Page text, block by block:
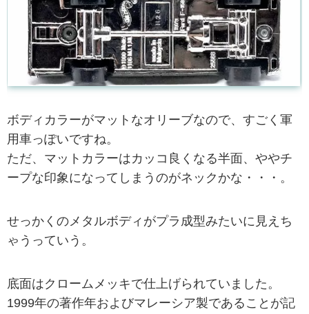
ボディカラーがマットなオリーブなので、すごく軍
用車っぽいですね。
ただ、マットカラーはカッコ良くなる半面、ややチ
ープな印象になってしまうのがネックかな・・・。
せっかくのメタルボディがプラ成型みたいに見えち
ゃうっていう。
底面はクロームメッキで仕上げられていました。
1999年の著作年およびマレーシア製であることが記